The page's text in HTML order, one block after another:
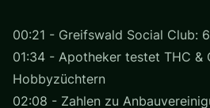
00:21 - Greifswald Social Club:
01:34 - Apotheker testet THC &
Hobbyzüchtern
02:08 - Zahlen zu